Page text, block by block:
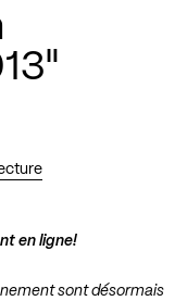
en ligne!
sont désormais